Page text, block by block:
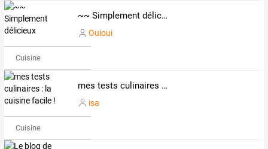
~~ Simplement délicieux
Ouioui
Cuisine
mes tests culinaires : la cuisine facile !
isa
Cuisine